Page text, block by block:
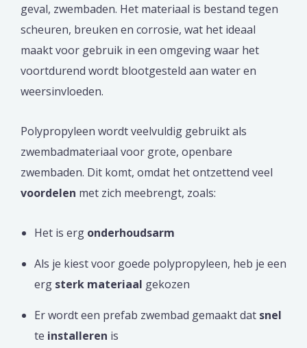
geval, zwembaden. Het materiaal is bestand tegen
scheuren, breuken en corrosie, wat het ideaal
maakt voor gebruik in een omgeving waar het
voortdurend wordt blootgesteld aan water en
weersinvloeden.
Polypropyleen wordt veelvuldig gebruikt als
zwembadmateriaal voor grote, openbare
zwembaden. Dit komt, omdat het ontzettend veel
voordelen met zich meebrengt, zoals:
Het is erg onderhoudsarm
Als je kiest voor goede polypropyleen, heb je een
erg sterk materiaal gekozen
Er wordt een prefab zwembad gemaakt dat snel
te installeren is